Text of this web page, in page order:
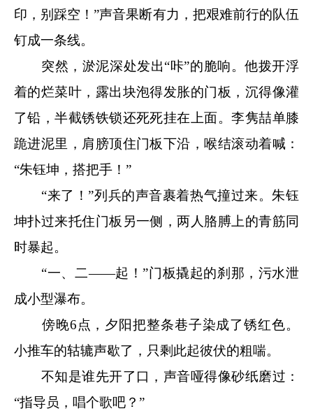
印，别踩空！”声音果断有力，把艰难前行的队伍
钉成一条线。
突然，淤泥深处发出“咔”的脆响。他拨开浮
着的烂菜叶，露出块泡得发胀的门板，沉得像灌
了铅，半截锈铁锁还死死挂在上面。李隽喆单膝
跪进泥里，肩膀顶住门板下沿，喉结滚动着喊：
“朱钰坤，搭把手！”
“来了！”列兵的声音裹着热气撞过来。朱钰
坤扑过来托住门板另一侧，两人胳膊上的青筋同
时暴起。
“一、二——起！”门板撬起的刹那，污水泄
成小型瀑布。
傍晚6点，夕阳把整条巷子染成了锈红色。
小推车的轱辘声歇了，只剩此起彼伏的粗喘。
不知是谁先开了口，声音哑得像砂纸磨过：
“指导员，唱个歌吧？”